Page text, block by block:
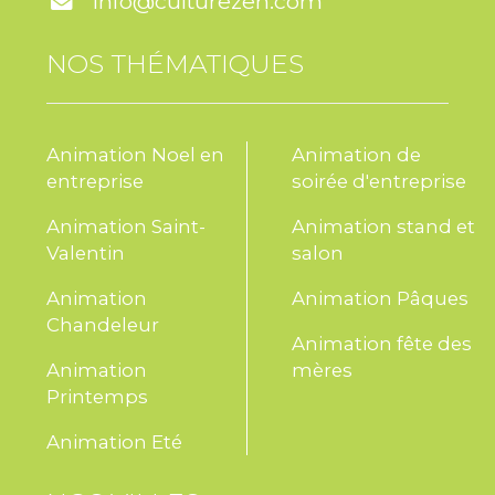
selon leurs goûts. Un animateur ou un
répondant aux questions, en proposant
des alternatives, et en assurant une
Chaque participant réalisera environ 6
Exemples de recettes réalisées :
Boules dattes-amandes-cacao
Boules noisettes-purée de cacahuète-
graines de chia
Boules abricot-flocons d’avoine-noix de
NOS THÉMATIQUES
Animation Noel en
entreprise
Animation Saint-
Valentin
Animation
Chandeleur
Animation
Printemps
Animation Eté
Animation de
soirée d'entreprise
Animation stand et
salon
Animation Pâques
Animation fête des
mères